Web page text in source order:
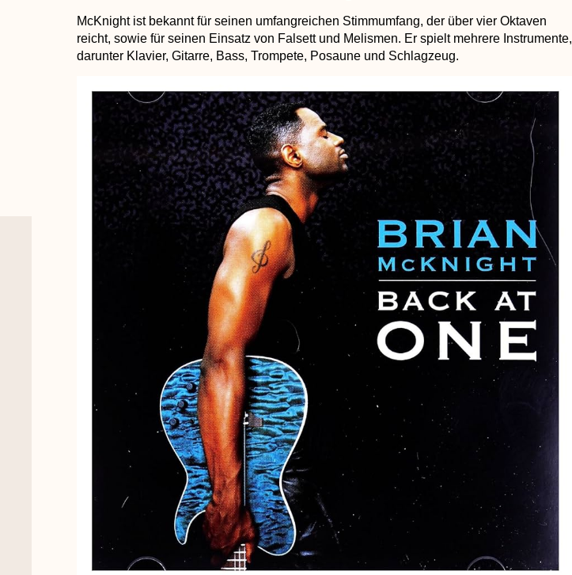
McKnight ist bekannt für seinen umfangreichen Stimmumfang, der über vier Oktaven
reicht, sowie für seinen Einsatz von Falsett und Melismen. Er spielt mehrere Instrumente,
darunter Klavier, Gitarre, Bass, Trompete, Posaune und Schlagzeug.